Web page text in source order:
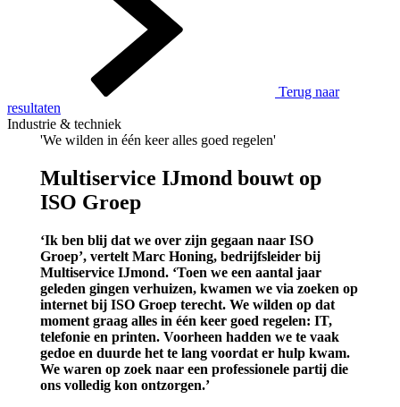
Terug naar
resultaten
Industrie & techniek
'We wilden in één keer alles goed regelen'
Multiservice IJmond bouwt op
ISO Groep
‘Ik ben blij dat we over zijn gegaan naar ISO
Groep’, vertelt Marc Honing, bedrijfsleider bij
Multiservice IJmond. ‘Toen we een aantal jaar
geleden gingen verhuizen, kwamen we via zoeken op
internet bij ISO Groep terecht. We wilden op dat
moment graag alles in één keer goed regelen: IT,
telefonie en printen. Voorheen hadden we te vaak
gedoe en duurde het te lang voordat er hulp kwam.
We waren op zoek naar een professionele partij die
ons volledig kon ontzorgen.’